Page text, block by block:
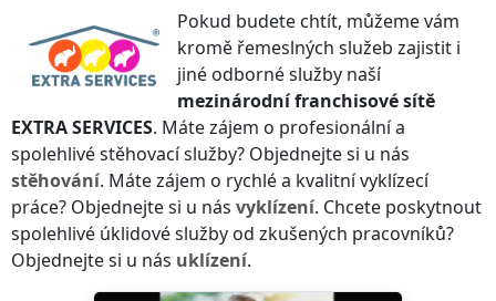
Pokud budete chtít, můžeme vám
kromě řemeslných služeb zajistit i
jiné odborné služby naší
mezinárodní franchisové sítě
EXTRA SERVICES. Máte zájem o profesionální a
spolehlivé stěhovací služby? Objednejte si u nás
stěhování. Máte zájem o rychlé a kvalitní vyklízecí
práce? Objednejte si u nás vyklízení. Chcete poskytnout
spolehlivé úklidové služby od zkušených pracovníků?
Objednejte si u nás uklízení.